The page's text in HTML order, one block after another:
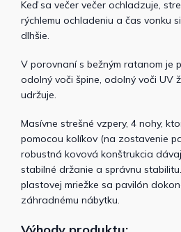
Keď sa večer večer ochladzuje,
rýchlemu ochladeniu a čas vonku
dlhšie.
V porovnaní s bežným ratanom je
odolný voči špine, odolný voči UV
udržuje.
Masívne strešné vzpery, 4 nohy,
pomocou kolíkov (na zostavenie
robustná kovová konštrukcia
stabilné držanie a správnu
plastovej mriežke sa pavilón
záhradnému nábytku.